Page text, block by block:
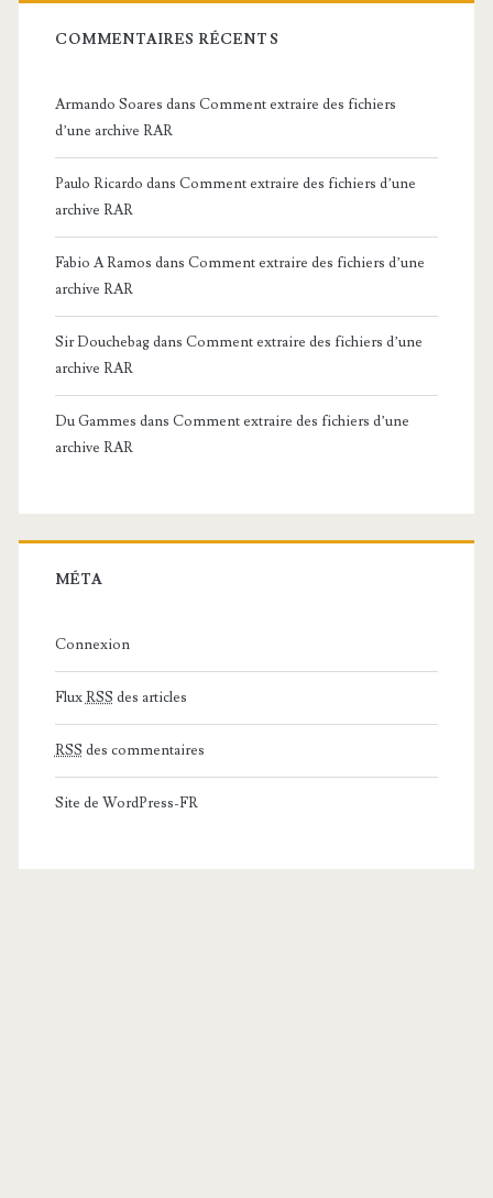
COMMENTAIRES RÉCENTS
Armando Soares dans Comment extraire des fichiers
d’une archive RAR
Paulo Ricardo dans Comment extraire des fichiers d’une
archive RAR
Fabio A Ramos dans Comment extraire des fichiers d’une
archive RAR
Sir Douchebagdans Comment extraire des fichiers d’une
archive RAR
Du Gammes dans Comment extraire des fichiers d’une
archive RAR
MÉTA
Connexion
FluxRSS des articles
RSS des commentaires
Site de WordPress-FR